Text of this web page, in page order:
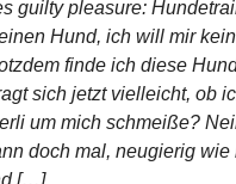
guilty pleasure:
Hund, ich will mir
finde ich diese
sich jetzt vielleicht, ob
um mich schmeiße?
doch mal, neugierig wie